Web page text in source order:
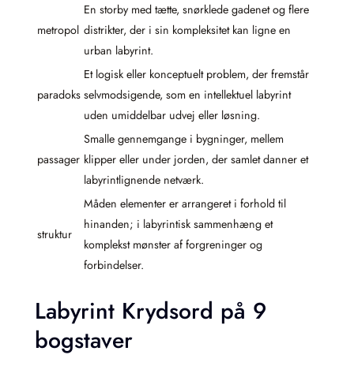
metropol
En storby med tætte, snørklede gadenet og flere
distrikter, der i sin kompleksitet kan ligne en
urban labyrint.
paradoks
Et logisk eller konceptuelt problem, der fremstår
selvmodsigende, som en intellektuel labyrint
uden umiddelbar udvej eller løsning.
passager
Smalle gennemgange i bygninger, mellem
klipper eller under jorden, der samlet danner et
labyrintlignende netværk.
struktur
Måden elementer er arrangeret i forhold til
hinanden; i labyrintisk sammenhæng et
komplekst mønster af forgreninger og
forbindelser.
Labyrint Krydsord på 9
bogstaver